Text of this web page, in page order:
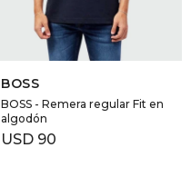
SELECCIONAR TALLE
BOSS
BOSS - Remera regular Fit en
algodón
USD 90